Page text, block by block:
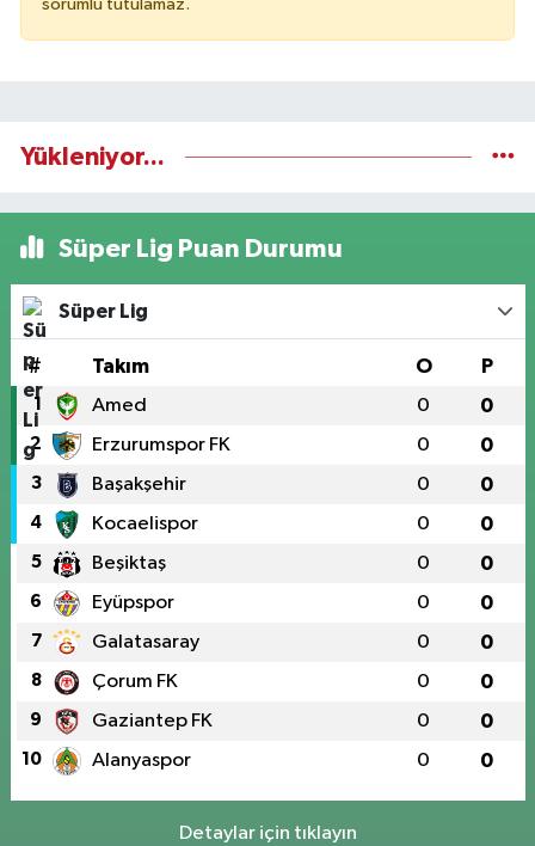
sorumlu tutulamaz.
Yükleniyor...
Süper Lig Puan Durumu
Süper Lig
# Takım O P
1 Amed 0 0
2 Erzurumspor FK 0 0
3 Başakşehir 0 0
4 Kocaelispor 0 0
5 Beşiktaş 0 0
6 Eyüpspor 0 0
7 Galatasaray 0 0
8 Çorum FK 0 0
9 Gaziantep FK 0 0
10 Alanyaspor 0 0
Detaylar için tıklayın